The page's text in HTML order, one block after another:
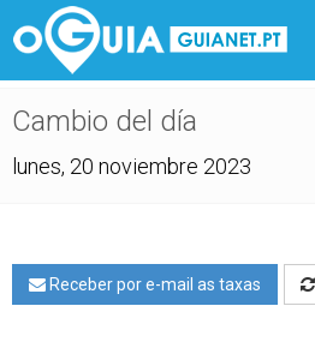
Cambio del día
lunes, 20 noviembre 2023
Receber por e-mail as taxas